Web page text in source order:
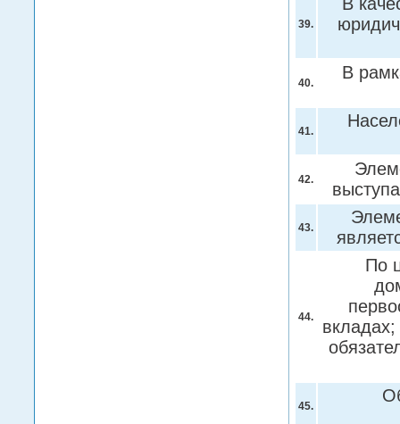
39.
40.
В
41.
42.
43.
44.
По
45.